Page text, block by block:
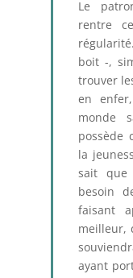
Le
rentre
boit -,
trouver
en
monde
possède
la
sait que
besoin
faisant
meilleur,
ayant